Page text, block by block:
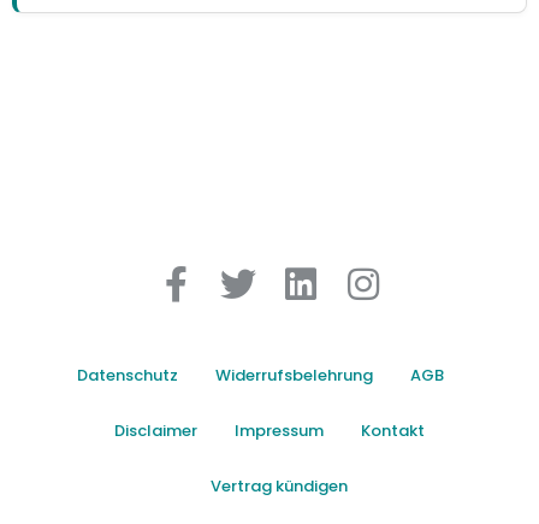
Datenschutz Widerrufsbelehrung AGB
Disclaimer Impressum Kontakt
Vertrag kündigen